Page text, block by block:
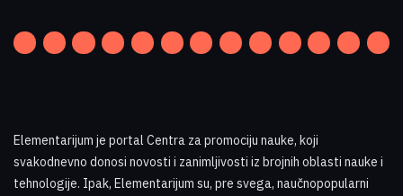
Elementarijum je portal Centra za promociju nauke, koji
svakodnevno donosi novosti i zanimljivosti iz brojnih oblasti nauke i
tehnologije. Ipak, Elementarijum su, pre svega, naučnopopularni